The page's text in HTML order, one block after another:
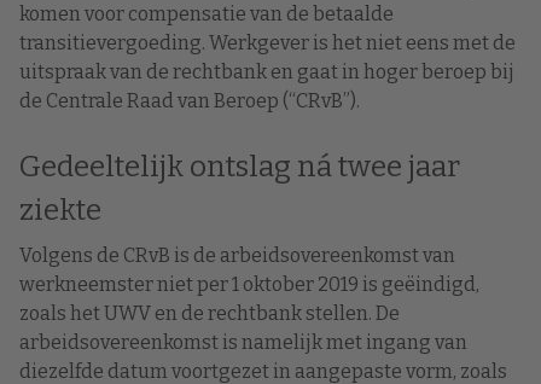
komen voor compensatie van de betaalde
transitievergoeding. Werkgever is het niet eens met de
uitspraak van de rechtbank en gaat in hoger beroep bij
de Centrale Raad van Beroep (“CRvB”).
Gedeeltelijk ontslag ná twee jaar
ziekte
Volgens de CRvB is de arbeidsovereenkomst van
werkneemster niet per 1 oktober 2019 is geëindigd,
zoals het UWV en de rechtbank stellen. De
arbeidsovereenkomst is namelijk met ingang van
diezelfde datum voortgezet in aangepaste vorm, zoals